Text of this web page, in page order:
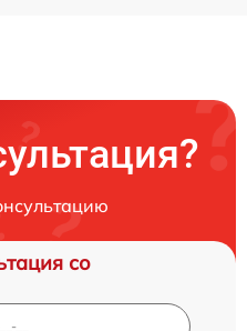
со